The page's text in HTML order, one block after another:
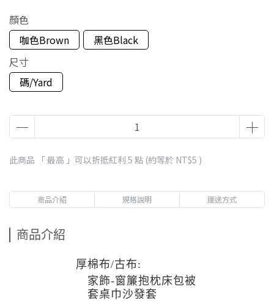
顏色
咖色Brown
黑色Black
尺寸
碼/Yard
此商品 「 最高 」可以折抵紅利 5 點 (約等於 NT$5 )
商品介紹 規格說明 運送方式
商品介紹
厚棉布/古布:
家飾-窗簾抱枕床包被
套桌巾沙發套